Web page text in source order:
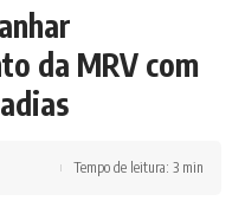
da MRV com
Tempo de leitura: 3 min